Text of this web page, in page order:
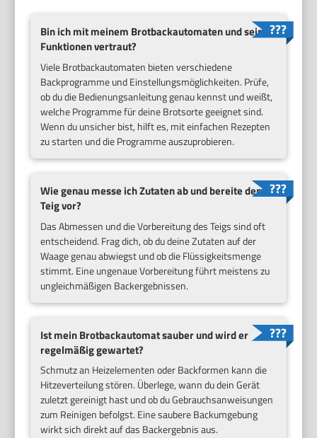
Bin ich mit meinem Brotbackautomaten und seinen
Funktionen vertraut?
Viele Brotbackautomaten bieten verschiedene
Backprogramme und Einstellungsmöglichkeiten. Prüfe,
ob du die Bedienungsanleitung genau kennst und weißt,
welche Programme für deine Brotsorte geeignet sind.
Wenn du unsicher bist, hilft es, mit einfachen Rezepten
zu starten und die Programme auszuprobieren.
Wie genau messe ich Zutaten ab und bereite den
Teig vor?
Das Abmessen und die Vorbereitung des Teigs sind oft
entscheidend. Frag dich, ob du deine Zutaten auf der
Waage genau abwiegst und ob die Flüssigkeitsmenge
stimmt. Eine ungenaue Vorbereitung führt meistens zu
ungleichmäßigen Backergebnissen.
Ist mein Brotbackautomat sauber und wird er
regelmäßig gewartet?
Schmutz an Heizelementen oder Backformen kann die
Hitzeverteilung stören. Überlege, wann du dein Gerät
zuletzt gereinigt hast und ob du Gebrauchsanweisungen
zum Reinigen befolgst. Eine saubere Backumgebung
wirkt sich direkt auf das Backergebnis aus.